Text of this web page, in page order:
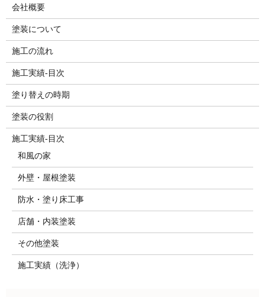
会社概要
塗装について
施工の流れ
施工実績-目次
塗り替えの時期
塗装の役割
施工実績-目次
和風の家
外壁・屋根塗装
防水・塗り床工事
店舗・内装塗装
その他塗装
施工実績（洗浄）